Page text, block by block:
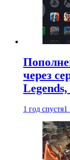
через
1 год спустя1